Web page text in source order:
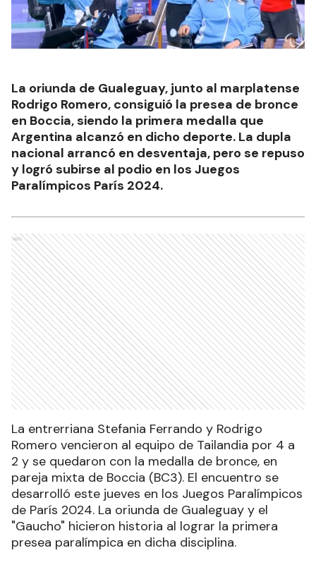
La oriunda de Gualeguay, junto al marplatense
Rodrigo Romero, consiguió la presea de bronce
en Boccia, siendo la primera medalla que
Argentina alcanzó en dicho deporte. La dupla
nacional arrancó en desventaja, pero se repuso
y logró subirse al podio en los Juegos
Paralímpicos París 2024.
Ads
La entrerriana Stefania Ferrando y Rodrigo
Romero vencieron al equipo de Tailandia por 4 a
2 y se quedaron con la medalla de bronce, en
pareja mixta de Boccia (BC3). El encuentro se
desarrolló este jueves en los Juegos Paralímpicos
de París 2024. La oriunda de Gualeguay y el
"Gaucho" hicieron historia al lograr la primera
presea paralímpica en dicha disciplina.